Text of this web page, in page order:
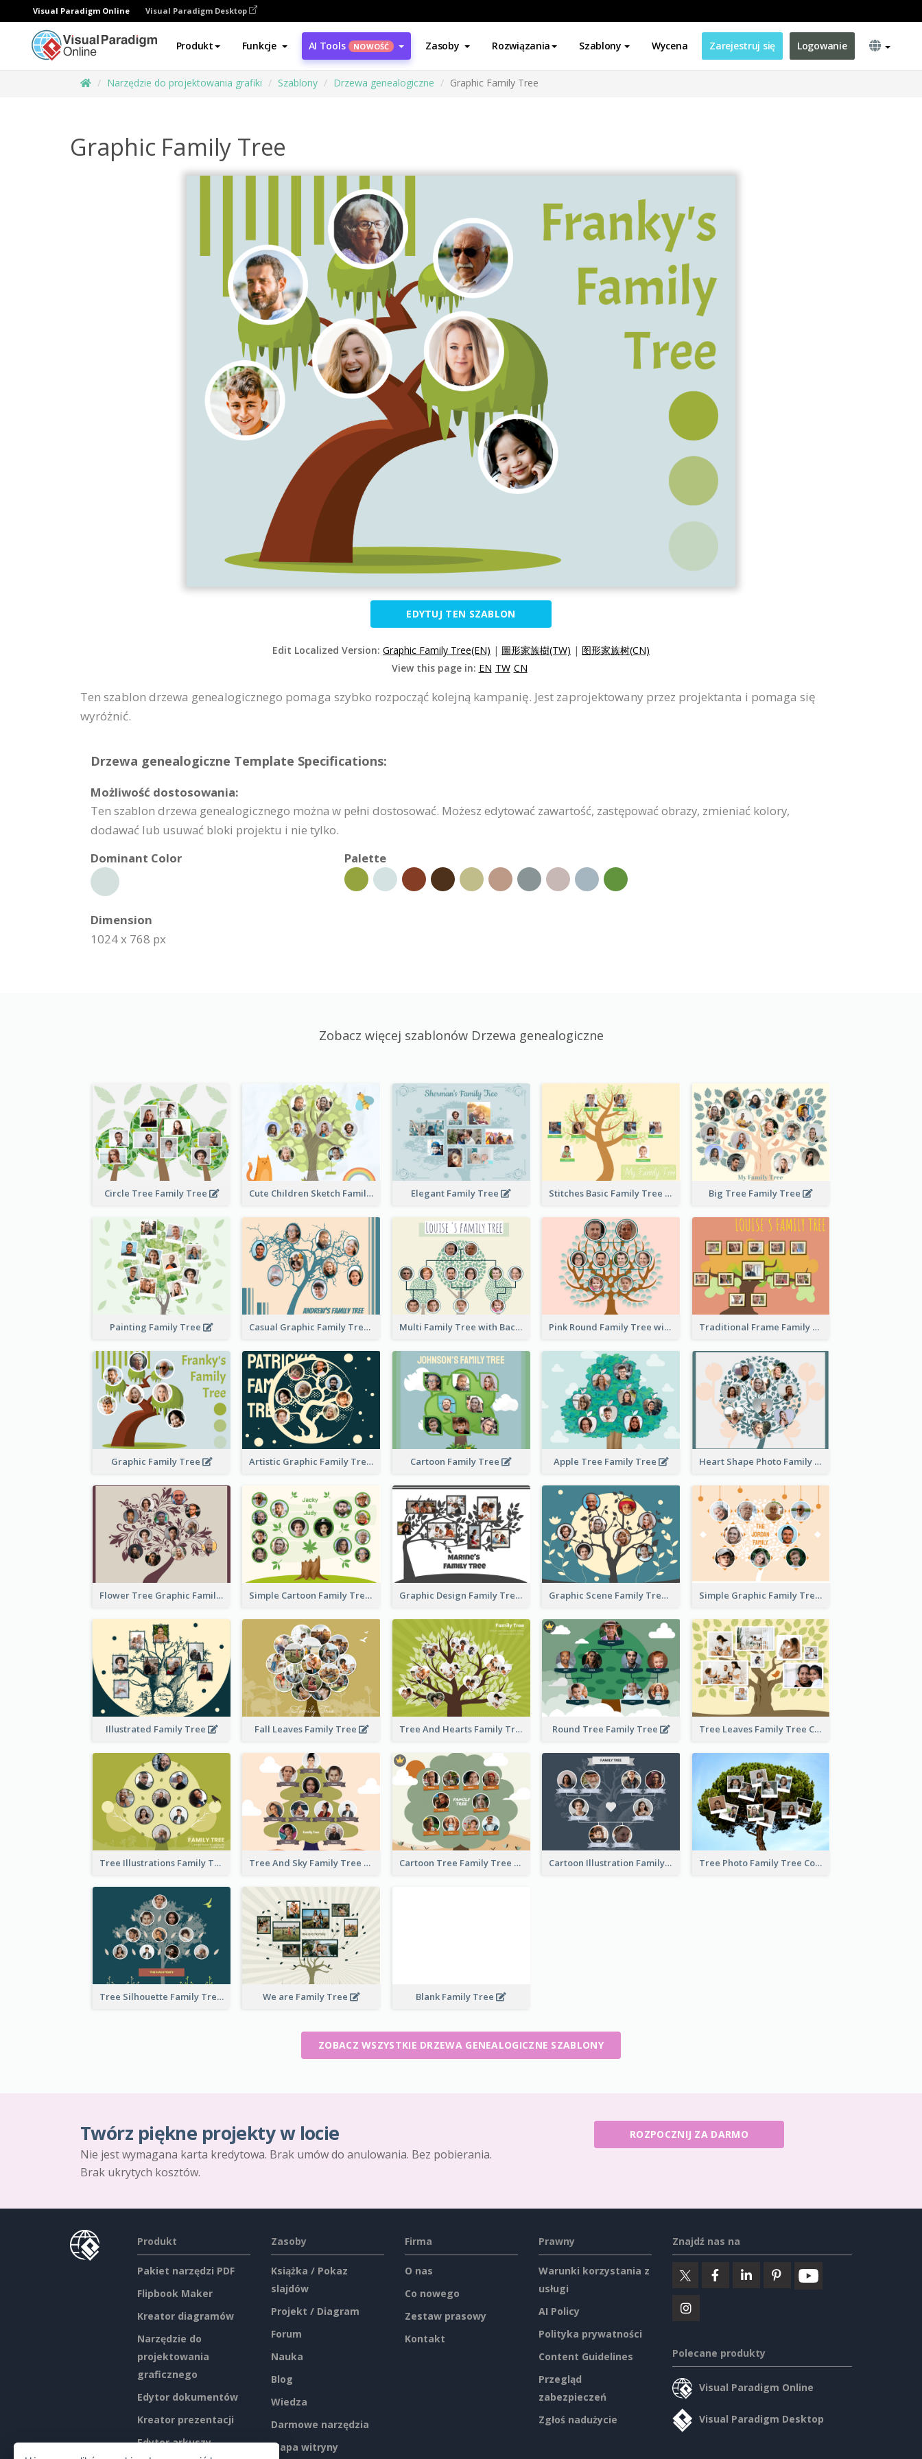
Visual Paradigm Online Visual Paradigm Desktop
Produkt Funkcje AI Tools NOWOŚĆ Zasoby Rozwiązania Szablony Wycena Zarejestruj się Logowanie
Narzędzie do projektowania grafiki Szablony Drzewa genealogiczne Graphic Family Tree
Graphic Family Tree
EDYTUJ TEN SZABLON
Edit Localized Version: Graphic Family Tree(EN) | 圖形家族樹(TW) | 图形家族树(CN)
View this page in: EN TW CN
Ten szablon drzewa genealogicznego pomaga szybko rozpocząć kolejną kampanię. Jest zaprojektowany przez projektanta i pomaga się
wyróżnić.
Drzewa genealogiczne Template Specifications:
Możliwość dostosowania:
Ten szablon drzewa genealogicznego można w pełni dostosować. Możesz edytować zawartość, zastępować obrazy, zmieniać kolory,
dodawać lub usuwać bloki projektu i nie tylko.
Dominant Color
Palette
Dimension
1024 x 768 px
Zobacz więcej szablonów Drzewa genealogiczne
Circle Tree Family Tree Cute Children Sketch Family Tree Elegant Family Tree Stitches Basic Family Tree Big Tree Family Tree
Painting Family Tree Casual Graphic Family Tree2 Multi Family Tree with Background Pink Round Family Tree with Background Traditional Frame Family Tree with Pictures
Graphic Family Tree Artistic Graphic Family Tree Cartoon Family Tree Apple Tree Family Tree Heart Shape Photo Family Tree
Flower Tree Graphic Family Tree Simple Cartoon Family Tree Graphic Design Family Tree Graphic Scene Family Tree Simple Graphic Family Tree
Illustrated Family Tree Fall Leaves Family Tree Tree And Hearts Family Tree Round Tree Family Tree Tree Leaves Family Tree Collage
Tree Illustrations Family Tree Tree And Sky Family Tree Cartoon Tree Family Tree Cartoon Illustration Family Tree Collage Tree Photo Family Tree Collage
Tree Silhouette Family Tree We are Family Tree Blank Family Tree
ZOBACZ WSZYSTKIE DRZEWA GENEALOGICZNE SZABLONY
Twórz piękne projekty w locie
Nie jest wymagana karta kredytowa. Brak umów do anulowania. Bez pobierania.
Brak ukrytych kosztów.
ROZPOCZNIJ ZA DARMO
Produkt
Pakiet narzędzi PDF
Flipbook Maker
Kreator diagramów
Narzędzie do
projektowania
graficznego
Edytor dokumentów
Kreator prezentacji
Edytor arkuszy
Zasoby
Książka / Pokaz
slajdów
Projekt / Diagram
Forum
Nauka
Blog
Wiedza
Darmowe narzędzia
Mapa witryny
Firma
O nas
Co nowego
Zestaw prasowy
Kontakt
Prawny
Warunki korzystania z
usługi
AI Policy
Polityka prywatności
Content Guidelines
Przegląd
zabezpieczeń
Zgłoś nadużycie
Znajdź nas na
Polecane produkty
Visual Paradigm Online
Visual Paradigm Desktop